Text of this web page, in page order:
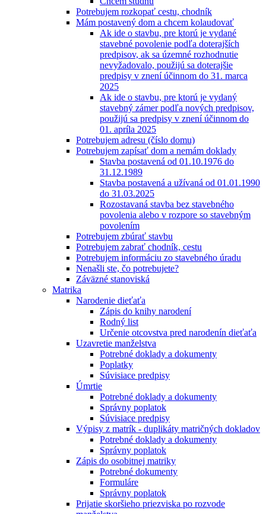
Potrebujem rozkopať cestu, chodník
Mám postavený dom a chcem kolaudovať
Ak ide o stavbu, pre ktorú je vydané
stavebné povolenie podľa doterajších
predpisov, ak sa územné rozhodnutie
nevyžadovalo, použijú sa doterajšie
predpisy v znení účinnom do 31. marca
2025
Ak ide o stavbu, pre ktorú je vydaný
stavebný zámer podľa nových predpisov,
použijú sa predpisy v znení účinnom do
01. apríla 2025
Potrebujem adresu (číslo domu)
Potrebujem zapísať dom a nemám doklady
Stavba postavená od 01.10.1976 do
31.12.1989
Stavba postavená a užívaná od 01.01.1990
do 31.03.2025
Rozostavaná stavba bez stavebného
povolenia alebo v rozpore so stavebným
povolením
Potrebujem zbúrať stavbu
Potrebujem zabrať chodník, cestu
Potrebujem informáciu zo stavebného úradu
Nenašli ste, čo potrebujete?
Záväzné stanoviská
Matrika
Narodenie dieťaťa
Zápis do knihy narodení
Rodný list
Určenie otcovstva pred narodenín dieťaťa
Uzavretie manželstva
Potrebné doklady a dokumenty
Poplatky
Súvisiace predpisy
Úmrtie
Potrebné doklady a dokumenty
Správny poplatok
Súvisiace predpisy
Výpisy z matrík - duplikáty matričných dokladov
Potrebné doklady a dokumenty
Správny poplatok
Zápis do osobitnej matriky
Potrebné dokumenty
Formuláre
Správny poplatok
Prijatie skoršieho priezviska po rozvode